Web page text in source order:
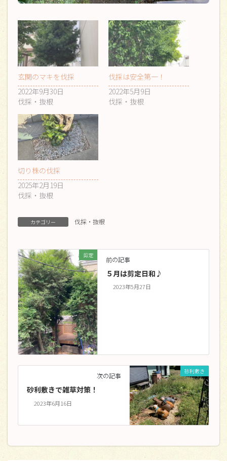
玄関のマキを伐採
2022年9月30日
伐採・抜根
伐採は安全第一！
2022年5月9日
伐採・抜根
切り株の伐採
2025年2月19日
伐採・抜根
カテゴリー 伐採・抜根
剪定
前の記事
５月は剪定日和♪
2023年5月27日
砂利敷き
次の記事
砂利敷きで雑草対策！
2023年6月16日